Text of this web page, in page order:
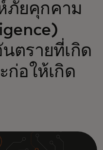
ภัยคุกคาม
ตรายที่เกิด
อให้เกิด